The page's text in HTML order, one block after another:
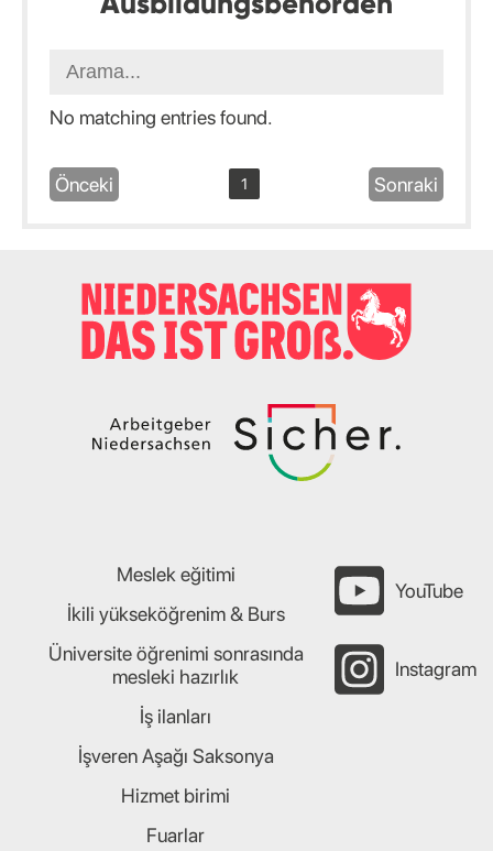
No matching entries found.
Önceki 1 Sonraki
Meslek eğitimi
İkili yükseköğrenim & Burs
Üniversite öğrenimi sonrasında
mesleki hazırlık
İş ilanları
İşveren Aşağı Saksonya
Hizmet birimi
Fuarlar
YouTube
Instagram